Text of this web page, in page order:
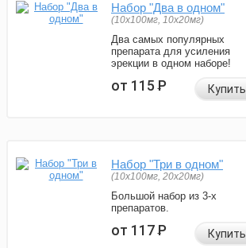
Набор "Два в одном"
(10x100мг, 10x20мг)
Два самых популярных
препарата для усиления
эрекции в одном наборе!
от 115Р Купить
Набор "Три в одном"
(10x100мг, 20x20мг)
Большой набор из 3-х
препаратов.
от 117Р Купить